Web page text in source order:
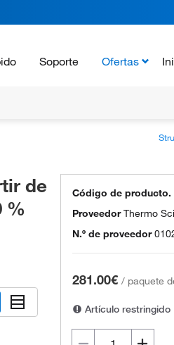
Soporte Ofertas
de
%
Código de producto.
ProveedorThermo
N.º de proveedor
281.00€ / paquete
Artículo restringido